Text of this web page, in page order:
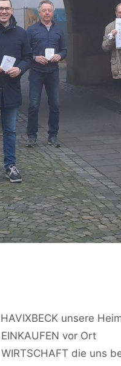
HAVIXBECK unsere
EINKAUFEN vor Ort
WIRTSCHAFT die uns